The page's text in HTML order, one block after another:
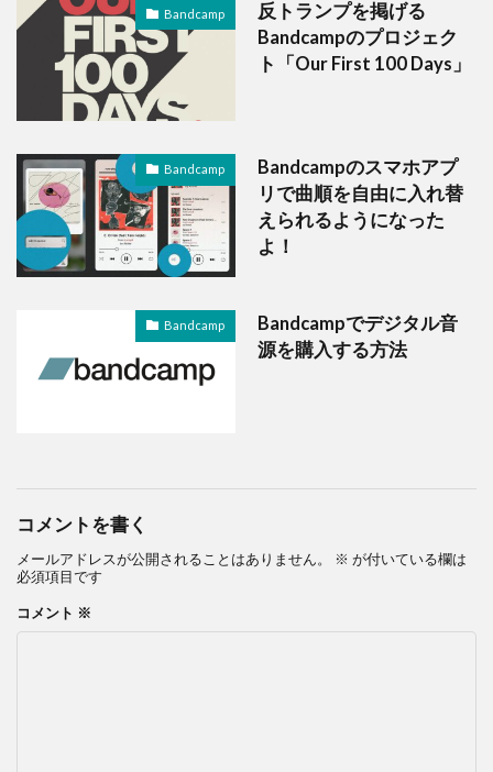
Bandcamp
反トランプを掲げる
Bandcampのプロジェク
ト「Our First 100 Days」
Bandcamp
Bandcampのスマホアプ
リで曲順を自由に入れ替
えられるようになった
よ！
Bandcamp
Bandcampでデジタル音
源を購入する方法
コメントを書く
メールアドレスが公開されることはありません。 ※ が付いている欄は
必須項目です
コメント ※